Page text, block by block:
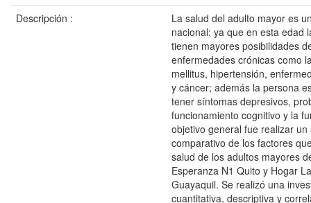
Descripción :
La salud del adulto mayor es
nacional; ya que en esta edad
tienen mayores posibilidades
enfermedades crónicas como
mellitus, hipertensión,
y cáncer; además la persona
tener síntomas depresivos,
funcionamiento cognitivo y la
objetivo general fue realizar un
comparativo de los factores
salud de los adultos mayores
Esperanza N1 Quito y Hogar
Guayaquil. Se realizó una
cuantitativa, descriptiva y